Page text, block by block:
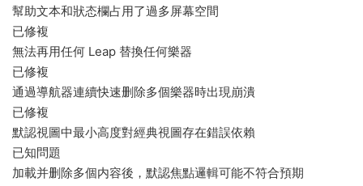
幫助文本和狀态欄占用了過多屏幕空間
已修複
無法再用任何 Leap 替換任何樂器
已修複
通過導航器連續快速删除多個樂器時出現崩潰
已修複
默認視圖中最小高度對經典視圖存在錯誤依賴
已知問題
加載并删除多個内容後，默認焦點邏輯可能不符合預期